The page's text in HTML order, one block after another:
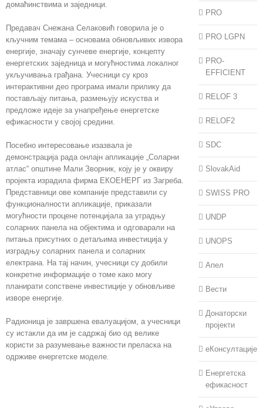
домаћинствима и заједници.
Предавач Снежана Селаковић говорила је о
кључним темама – основама обновљивих извора
енергије, значају сунчеве енергије, концепту
енергетских заједница и могућностима локалног
укључивања грађана. Учесници су кроз
интерактивни део програма имали прилику да
постављају питања, размењују искуства и
предложе идеје за унапређење енергетске
ефикасности у својој средини.
Посебно интересовање изазвала је
демонстрација рада онлајн апликације „Соларни
атлас“ општине Мали Зворник, коју је у оквиру
пројекта израдила фирма ЕКОЕНЕРГ из Загреба.
Представници ове компаније представили су
функционалности апликације, приказали
могућности процене потенцијала за уградњу
соларних панела на објектима и одговарали на
питања присутних о детаљима инвестиција у
изградњу соларних панела и соларних
електрана. На тај начин, учесници су добили
конкретне информације о томе како могу
планирати сопствене инвестиције у обновљиве
изворе енергије.
Радионица је завршена евалуацијом, а учесници
су истакли да им је садржај био од велике
користи за разумевање важности преласка на
одрживе енергетске моделе.
PRO
PRO LGPN
PRO-
EFFICIENT
RELOF 3
RELOF2
SDC
SlovakAid
SWISS PRO
UNDP
UNOPS
Апел
Вести
Донаторски
пројекти
еКонсултације
Енергетска
ефикасност